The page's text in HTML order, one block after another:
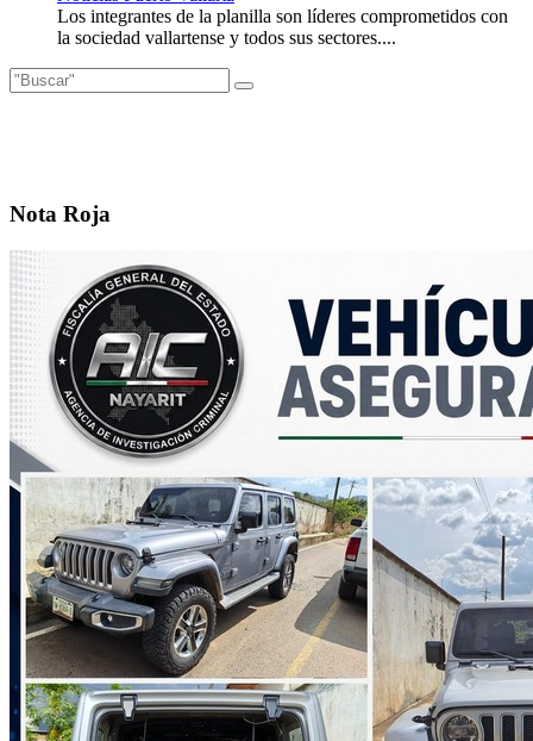
Los integrantes de la planilla son líderes comprometidos con
la sociedad vallartense y todos sus sectores....
Nota Roja